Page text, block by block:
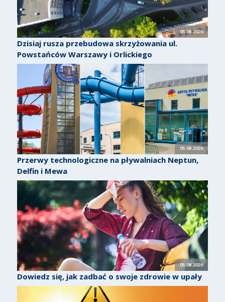
05.08.2026
Dzisiaj rusza przebudowa skrzyżowania ul.
Powstańców Warszawy i Orlickiego
05.08.2026
Przerwy technologiczne na pływalniach Neptun,
Delfin i Mewa
05.08.2026
Dowiedz się, jak zadbać o swoje zdrowie w upały